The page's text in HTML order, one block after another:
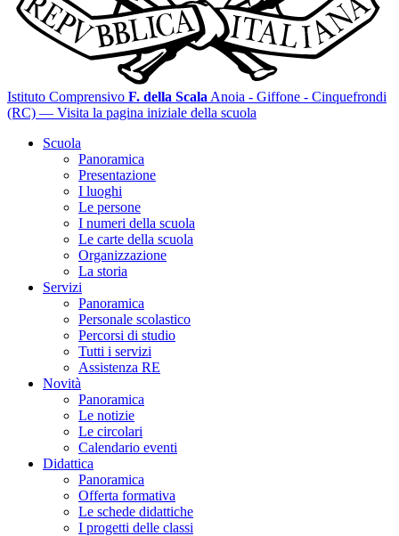
Istituto Comprensivo F. della Scala Anoia - Giffone - Cinquefrondi
(RC) — Visita la pagina iniziale della scuola
Scuola
Panoramica
Presentazione
I luoghi
Le persone
I numeri della scuola
Le carte della scuola
Organizzazione
La storia
Servizi
Panoramica
Personale scolastico
Percorsi di studio
Tutti i servizi
Assistenza RE
Novità
Panoramica
Le notizie
Le circolari
Calendario eventi
Didattica
Panoramica
Offerta formativa
Le schede didattiche
I progetti delle classi